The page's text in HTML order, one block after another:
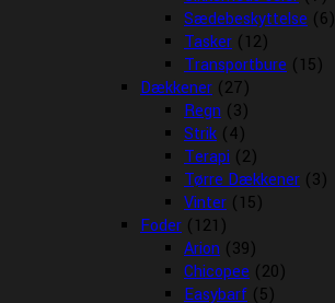
Sædebeskyttelse (6)
Tasker (12)
Transportbure (15)
Dækkener (27)
Regn (3)
Strik (4)
Terapi (2)
Tørre Dækkener (3)
Vinter (15)
Foder (121)
Arion (39)
Chicopee (20)
Easybarf (5)